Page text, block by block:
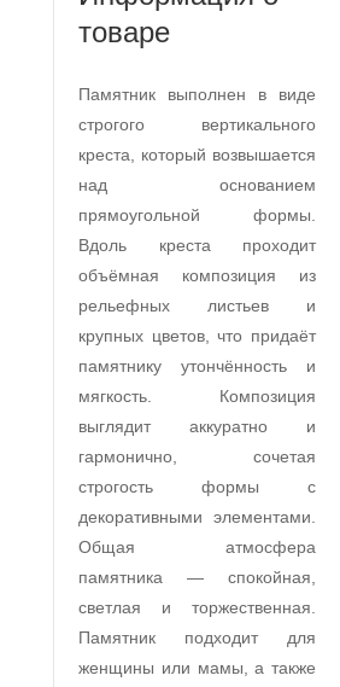
товаре
Памятник выполнен в виде
строгого вертикального
креста, который возвышается
над основанием
прямоугольной формы.
Вдоль креста проходит
объёмная композиция из
рельефных листьев и
крупных цветов, что придаёт
памятнику утончённость и
мягкость. Композиция
выглядит аккуратно и
гармонично, сочетая
строгость формы с
декоративными элементами.
Общая атмосфера
памятника — спокойная,
светлая и торжественная.
Памятник подходит для
женщины или мамы, а также